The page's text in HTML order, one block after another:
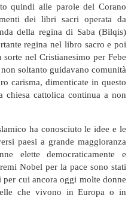
quindi alle parole del Corano
dei libri sacri operata da
della regina di Saba (Bilqis)
regina nel libro sacro e poi
sorte nel Cristianesimo per Febe
soltanto guidavano comunità
carisma, dimenticate in questo
cattolica continua a non
ha conosciuto le idee e le
paesi a grande maggioranza
elette democraticamente e
Nobel per la pace sono stati
cui ancora oggi molte donne
che vivono in Europa o in